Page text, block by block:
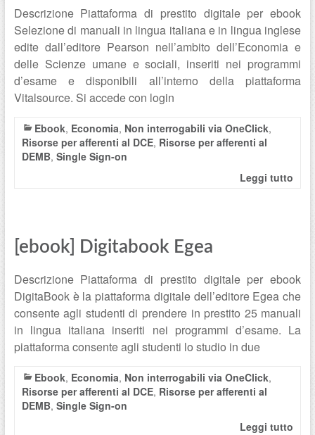
Descrizione Piattaforma di prestito digitale per ebook
Selezione di manuali in lingua italiana e in lingua inglese
edite dall’editore Pearson nell’ambito dell’Economia e
delle Scienze umane e sociali, inseriti nei programmi
d’esame e disponibili all’interno della piattaforma
Vitalsource. Si accede con login
Ebook, Economia, Non interrogabili via OneClick,
Risorse per afferenti al DCE, Risorse per afferenti al
DEMB, Single Sign-on
Leggi tutto
[ebook] Digitabook Egea
Descrizione Piattaforma di prestito digitale per ebook
DigitaBook è la piattaforma digitale dell’editore Egea che
consente agli studenti di prendere in prestito 25 manuali
in lingua italiana inseriti nei programmi d’esame. La
piattaforma consente agli studenti lo studio in due
Ebook, Economia, Non interrogabili via OneClick,
Risorse per afferenti al DCE, Risorse per afferenti al
DEMB, Single Sign-on
Leggi tutto